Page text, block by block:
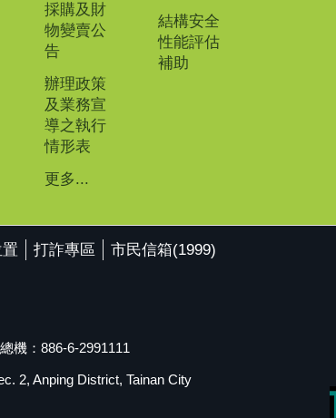
採購及財
物變賣公
告
辦理政策
及業務宣
導之執行
情形表
更多...
結構安全
性能評估
補助
打詐專區
市民信箱(1999)
機：886-6-2991111
2, Anping District, Tainan City